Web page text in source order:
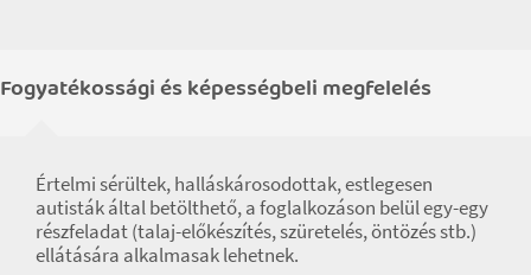
Fogyatékossági és képességbeli megfelelés
Értelmi sérültek, halláskárosodottak, estlegesen
autisták által betölthető, a foglalkozáson belül egy-egy
részfeladat (talaj-előkészítés, szüretelés, öntözés stb.)
ellátására alkalmasak lehetnek.